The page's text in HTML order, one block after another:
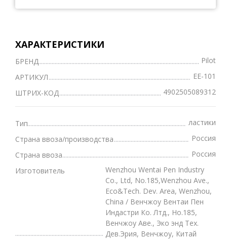
ХАРАКТЕРИСТИКИ
БРЕНД
Pilot
АРТИКУЛ
EE-101
ШТРИХ-КОД
4902505089312
Тип
ластики
Страна ввоза/производства
Россия
Страна ввоза
Россия
Изготовитель
Wenzhou Wentai Pen Industry
Co., Ltd, No.185,Wenzhou Ave.,
Eco&Tech. Dev. Area, Wenzhou,
China / Венчжоу Вентаи Пен
Индастри Ко. Лтд., Но.185,
Венчжоу Аве., Эко энд Тех.
Дев.Эрия, Венчжоу, Китай